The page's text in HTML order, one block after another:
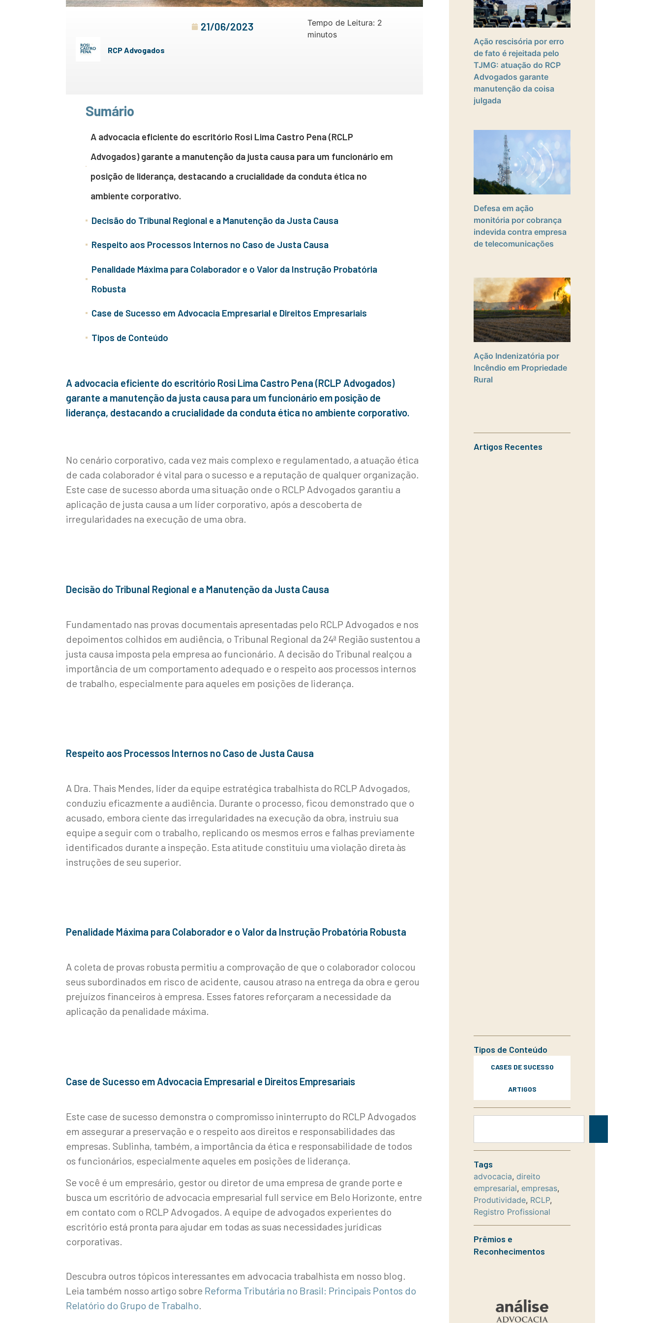
RCP Advogados
21/06/2023 Tempo de Leitura: 2
minutos
Sumário
A advocacia eficiente do escritório Rosi Lima Castro Pena (RCLP
Advogados) garante a manutenção da justa causa para um funcionário em
posição de liderança, destacando a crucialidade da conduta ética no
ambiente corporativo.
Decisão do Tribunal Regional e a Manutenção da Justa Causa
Respeito aos Processos Internos no Caso de Justa Causa
Penalidade Máxima para Colaborador e o Valor da Instrução Probatória
Robusta
Case de Sucesso em Advocacia Empresarial e Direitos Empresariais
Tipos de Conteúdo
A advocacia eficiente do escritório Rosi Lima Castro Pena (RCLP Advogados)
garante a manutenção da justa causa para um funcionário em posição de
liderança, destacando a crucialidade da conduta ética no ambiente corporativo.
No cenário corporativo, cada vez mais complexo e regulamentado, a atuação ética
de cada colaborador é vital para o sucesso e a reputação de qualquer organização.
Este case de sucesso aborda uma situação onde o RCLP Advogados garantiu a
aplicação de justa causa a um líder corporativo, após a descoberta de
irregularidades na execução de uma obra.
Decisão do Tribunal Regional e a Manutenção da Justa Causa
Fundamentado nas provas documentais apresentadas pelo RCLP Advogados e nos
depoimentos colhidos em audiência, o Tribunal Regional da 24ª Região sustentou a
justa causa imposta pela empresa ao funcionário. A decisão do Tribunal realçou a
importância de um comportamento adequado e o respeito aos processos internos
de trabalho, especialmente para aqueles em posições de liderança.
Respeito aos Processos Internos no Caso de Justa Causa
A Dra. Thais Mendes, líder da equipe estratégica trabalhista do RCLP Advogados,
conduziu eficazmente a audiência. Durante o processo, ficou demonstrado que o
acusado, embora ciente das irregularidades na execução da obra, instruiu sua
equipe a seguir com o trabalho, replicando os mesmos erros e falhas previamente
identificados durante a inspeção. Esta atitude constituiu uma violação direta às
instruções de seu superior.
Penalidade Máxima para Colaborador e o Valor da Instrução Probatória Robusta
A coleta de provas robusta permitiu a comprovação de que o colaborador colocou
seus subordinados em risco de acidente, causou atraso na entrega da obra e gerou
prejuízos financeiros à empresa. Esses fatores reforçaram a necessidade da
aplicação da penalidade máxima.
Case de Sucesso em Advocacia Empresarial e Direitos Empresariais
Este case de sucesso demonstra o compromisso ininterrupto do RCLP Advogados
em assegurar a preservação e o respeito aos direitos e responsabilidades das
empresas. Sublinha, também, a importância da ética e responsabilidade de todos
os funcionários, especialmente aqueles em posições de liderança.
Se você é um empresário, gestor ou diretor de uma empresa de grande porte e
busca um escritório de advocacia empresarial full service em Belo Horizonte, entre
em contato com o RCLP Advogados. A equipe de advogados experientes do
escritório está pronta para ajudar em todas as suas necessidades jurídicas
corporativas.
Descubra outros tópicos interessantes em advocacia trabalhista em nosso blog.
Leia também nosso artigo sobre Reforma Tributária no Brasil: Principais Pontos do
Relatório do Grupo de Trabalho
Ação rescisória por erro
de fato é rejeitada pelo
TJMG: atuação do RCP
Advogados garante
manutenção da coisa
julgada
Defesa em ação
monitória por cobrança
indevida contra empresa
de telecomunicações
Ação Indenizatória por
Incêndio em Propriedade
Rural
Artigos Recentes
Tipos de Conteúdo
CASES DE SUCESSO
ARTIGOS
Tags
advocacia,direito
empresarial,empresas,
Produtividade, RCLP,
Registro Profissional
Prêmios e
Reconhecimentos